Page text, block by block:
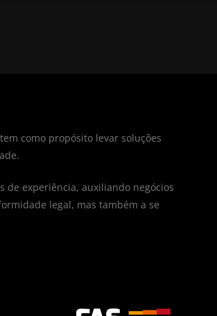
como propósito levar soluções
de experiência, auxiliando negócios
legal, mas também a se